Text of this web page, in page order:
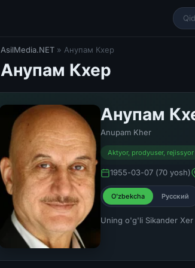
AsilMedia.NET » Анупам Кхер
Анупам Кхер
Анупам
Anupam Kher
Aktyor, prodyuser, rejissyor
1955-03-07 (70 yosh)
O'zbekcha Русский
Uning o'g'li Sikander